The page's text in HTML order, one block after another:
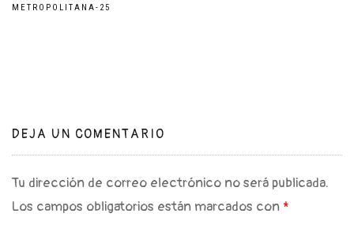
METROPOLITANA-25
DEJA UN COMENTARIO
Tu dirección de correo electrónico no será publicada.
Los campos obligatorios están marcados con *